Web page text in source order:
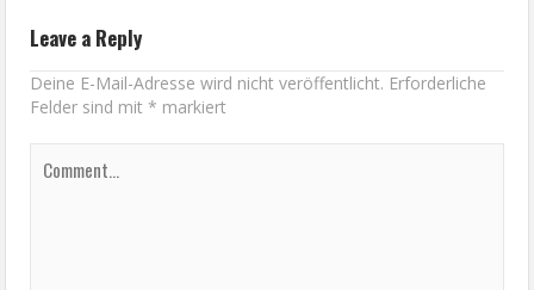
Leave a Reply
Deine E-Mail-Adresse wird nicht veröffentlicht. Erforderliche
Felder sind mit* markiert